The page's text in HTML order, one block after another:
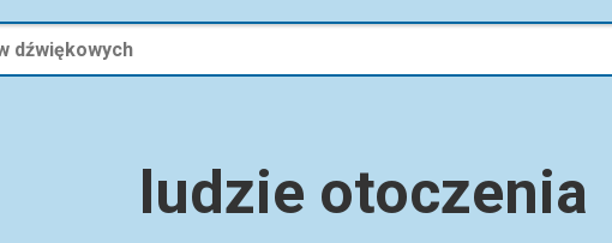
ludzie otoczenia